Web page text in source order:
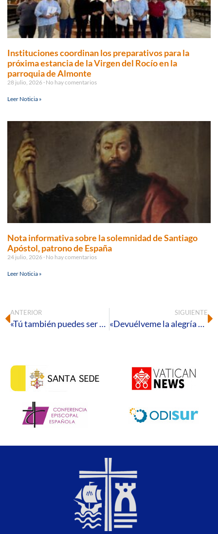
Instituciones coordinan los preparativos para la
próxima estancia de la Virgen del Rocío en la
parroquia de Almonte
28 julio, 2026 No hay comentarios
Leer Noticia »
Nota informativa sobre la solemnidad de Santiago
Apóstol, patrono de España
24 julio, 2026 No hay comentarios
Leer Noticia »
ANTERIOR
«Tú también puedes ser santo»
SIGUIENTE
«Devuélveme la alegría de tu salvación»